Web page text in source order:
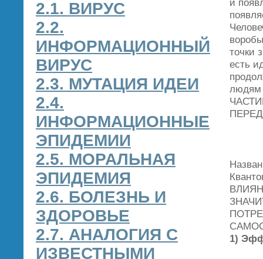
2.1. ВИРУС
2.2.
ИНФОРМАЦИОННЫЙ
ВИРУС
2.3. МУТАЦИЯ ИДЕИ
2.4.
ИНФОРМАЦИОННЫЕ
ЭПИДЕМИИ
2.5. МОРАЛЬНАЯ
ЭПИДЕМИЯ
2.6. БОЛЕЗНЬ И
ЗДОРОВЬЕ
2.7. АНАЛОГИЯ С
ИЗВЕСТНЫМИ
и
точки
есть
1)